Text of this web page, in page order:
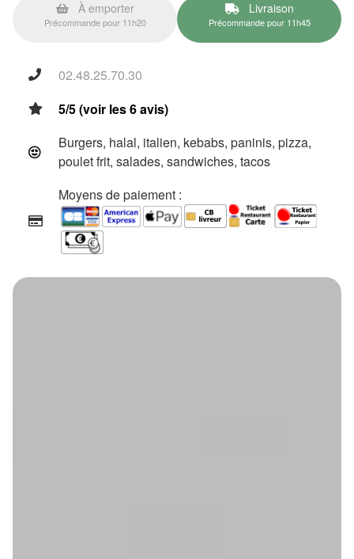
À emporter
Précommande pour 11h20
Livraison
Précommande pour 11h45
02.48.25.70.30
5/5 (voir les 6 avis)
Burgers, halal, italien, kebabs, paninis, pizza,
poulet frit, salades, sandwiches, tacos
Moyens de paiement :